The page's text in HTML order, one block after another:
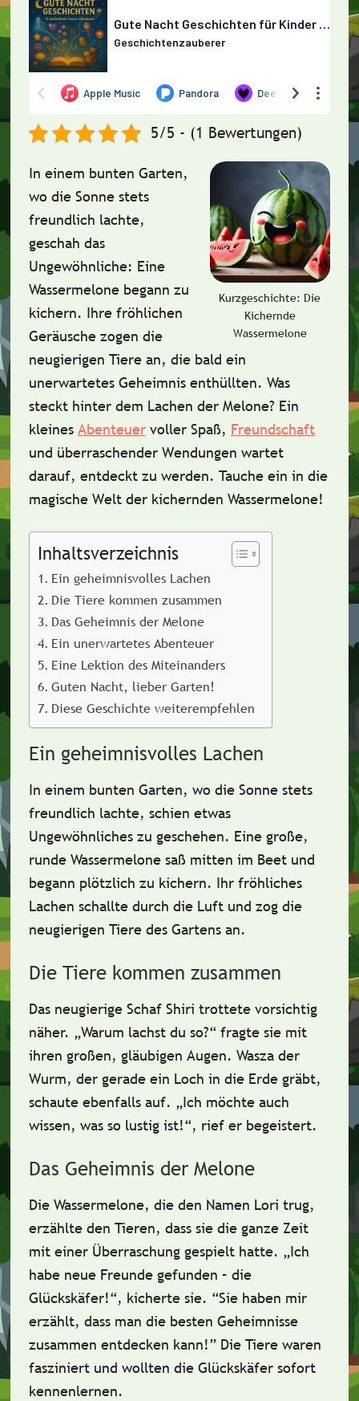
5/5 - (1 Bewertungen)
Kurzgeschichte: Die
Kichernde
Wassermelone
In einem bunten Garten,
wo die Sonne stets
freundlich lachte,
geschah das
Ungewöhnliche: Eine
Wassermelone begann zu
kichern. Ihre fröhlichen
Geräusche zogen die
neugierigen Tiere an, die bald ein
unerwartetes Geheimnis enthüllten. Was
steckt hinter dem Lachen der Melone? Ein
kleines Abenteuervoller Spaß, Freundschaft
und überraschender Wendungen wartet
darauf, entdeckt zu werden. Tauche ein in die
magische Welt der kichernden Wassermelone!
Inhaltsverzeichnis
Ein geheimnisvolles Lachen
Die Tiere kommen zusammen
Das Geheimnis der Melone
Ein unerwartetes Abenteuer
Eine Lektion des Miteinanders
Guten Nacht, lieber Garten!
Diese Geschichte weiterempfehlen
Ein geheimnisvolles Lachen
In einem bunten Garten, wo die Sonne stets
freundlich lachte, schien etwas
Ungewöhnliches zu geschehen. Eine große,
runde Wassermelonesaß mitten im Beet und
begann plötzlich zu kichern. Ihr fröhliches
Lachen schallte durch die Luft und zog die
neugierigen Tiere des Gartens an.
Die Tiere kommen zusammen
Das neugierige Schaf Shiri trottete vorsichtig
näher. „Warum lachst du so?“ fragte sie mit
ihren großen, gläubigen Augen. Wasza der
Wurm, der gerade ein Loch in die Erde gräbt,
schaute ebenfalls auf. „Ich möchte auch
wissen, was so lustig ist!“, rief er begeistert.
Das Geheimnis der Melone
Die Wassermelone, die den Namen Lori trug,
erzählte den Tieren, dass sie die ganze Zeit
mit einer Überraschung gespielt hatte. „Ich
habe neue Freunde gefunden – die
Glückskäfer!“, kicherte sie. “Sie haben mir
erzählt, dass man die besten Geheimnisse
zusammen entdecken kann!” Die Tiere waren
fasziniert und wollten die Glückskäfer sofort
kennenlernen.